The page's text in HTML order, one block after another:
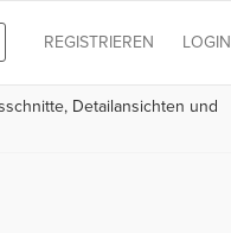
LOGIN
REGISTRIEREN
Detailansichten und